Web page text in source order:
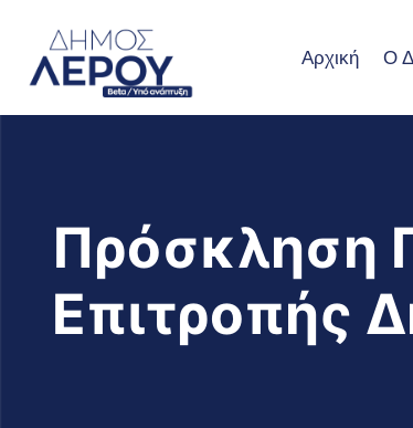
Αρχική Ο
Πρόσκληση
Επιτροπής